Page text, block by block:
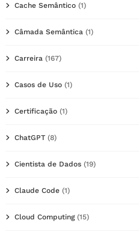
Cache Semântico (1)
Câmada Semântica (1)
Carreira (167)
Casos de Uso (1)
Certificação (1)
ChatGPT (8)
Cientista de Dados (19)
Claude Code (1)
Cloud Computing(15)